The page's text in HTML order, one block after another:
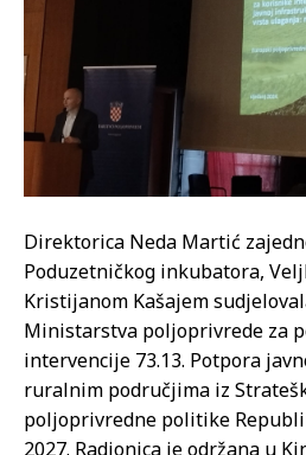
Direktorica Neda Martić
Poduzetničkog inkubatora,
Kristijanom Kašajem
Ministarstva poljoprivrede za
intervencije 73.13. Potpora
ruralnim područjima iz
poljoprivredne politike
2027. Radionica je održana u